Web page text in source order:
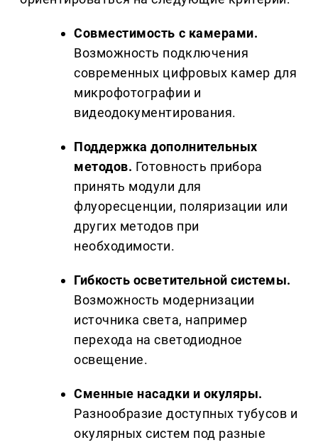
Совместимость с камерами.
Возможность подключения
современных цифровых камер для
микрофотографии и
видеодокументирования.
Поддержка дополнительных
методов. Готовность прибора
принять модули для
флуоресценции, поляризации или
других методов при
необходимости.
Гибкость осветительной системы.
Возможность модернизации
источника света, например
перехода на светодиодное
освещение.
Сменные насадки и окуляры.
Разнообразие доступных тубусов и
окулярных систем под разные